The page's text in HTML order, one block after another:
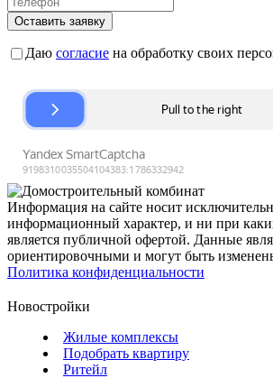
Оставить заявку
Даю согласие на обработку своих
Информация на сайте носит
информационный характер, и ни при
является публичной офертой. Данные
ориентировочными и могут быть
Политика конфиденциальности
Новостройки
Жилые комплексы
Подобрать квартиру
Ритейл